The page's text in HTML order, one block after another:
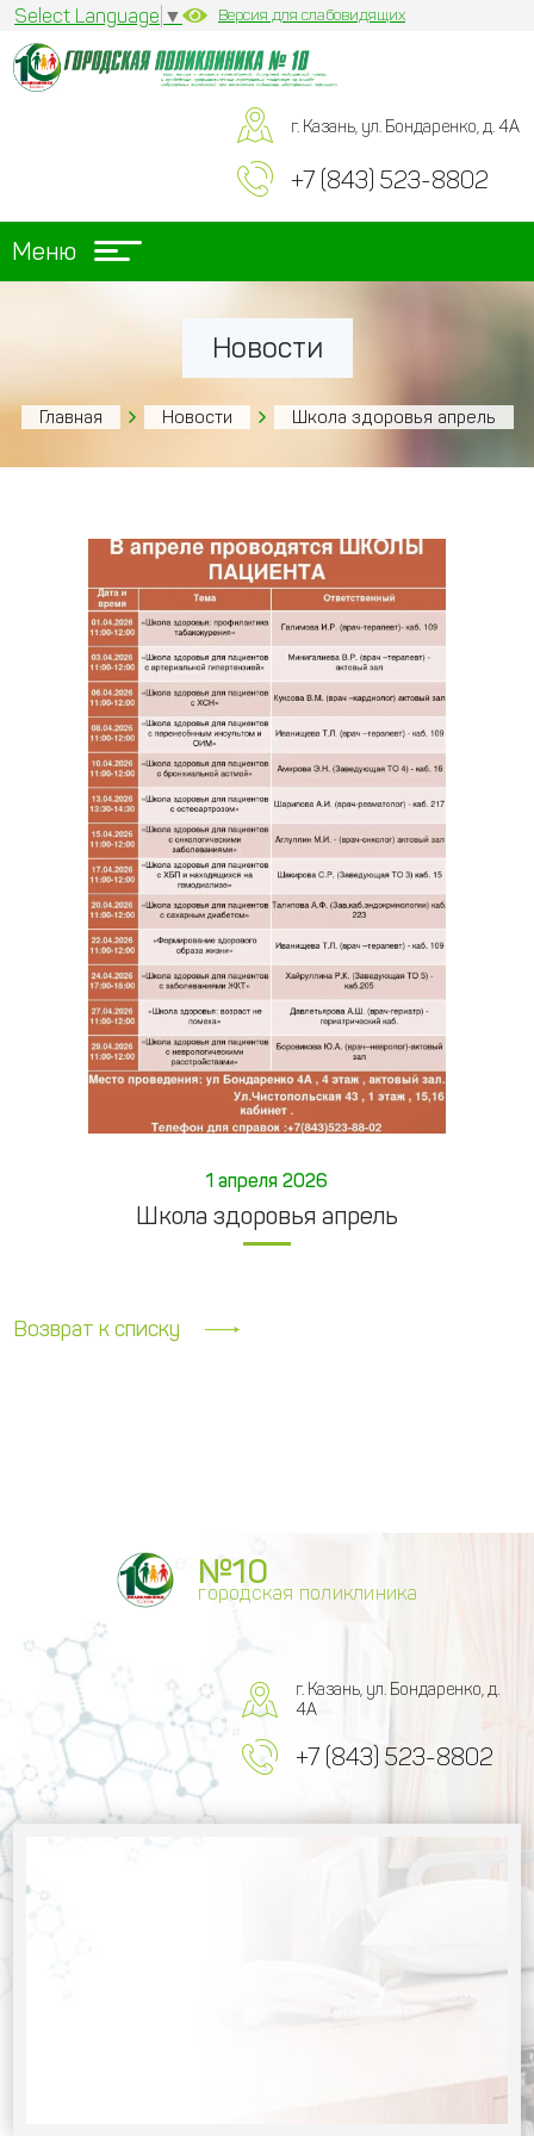
Select Language ▼ Версия для слабовидящих
г. Казань, ул. Бондаренко, д. 4А
+7 (843) 523-8802
Меню
Новости
Главная Новости Школа здоровья апрель
1 апреля 2026
Школа здоровья апрель
Возврат к списку
№10
городская поликлиника
г. Казань, ул. Бондаренко, д.
4А
+7 (843) 523-8802